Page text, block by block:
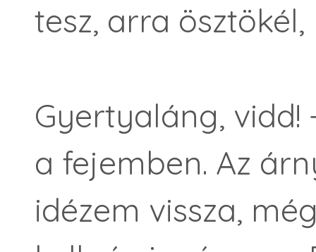
tesz, arra
Gyertyaláng,
a fejemben. Az
idézem vissza,